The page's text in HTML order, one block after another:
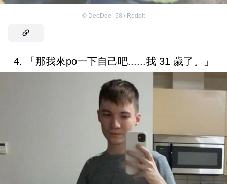
© DeeDee_58 / Reddit
4. 「那我來po一下自己吧......我 31 歲了。」